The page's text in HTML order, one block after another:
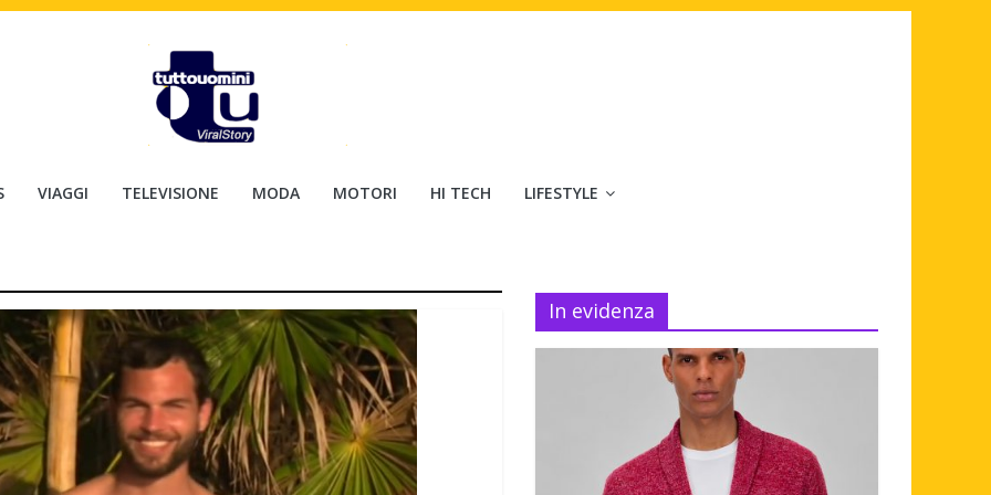
VIAGGI TELEVISIONE MODA MOTORI HI TECH LIFESTYLE
In evidenza